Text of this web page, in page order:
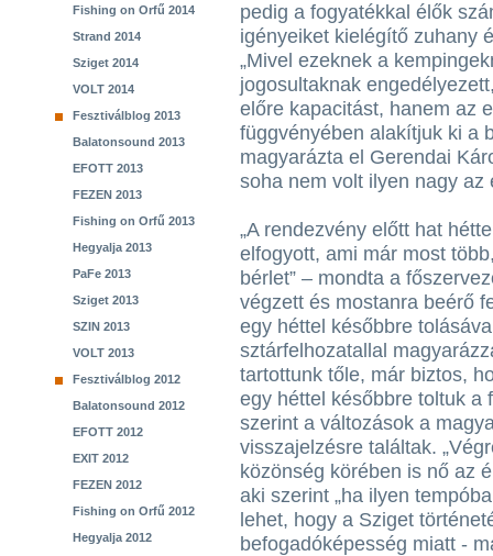
Fishing on Orfű 2014
Strand 2014
Sziget 2014
VOLT 2014
Fesztiválblog 2013
Balatonsound 2013
EFOTT 2013
FEZEN 2013
Fishing on Orfű 2013
Hegyalja 2013
PaFe 2013
Sziget 2013
SZIN 2013
VOLT 2013
Fesztiválblog 2012
Balatonsound 2012
EFOTT 2012
EXIT 2012
FEZEN 2012
Fishing on Orfű 2012
Hegyalja 2012
pedig a fogyatékkal élők
igényeiket kielégítő zuhany
„Mivel ezeknek a
jogosultaknak
előre kapacitást, hanem az
függvényében alakítjuk ki a
magyarázta el Gerendai
soha nem volt ilyen nagy
„A rendezvény előtt hat
elfogyott, ami már most
bérlet” – mondta a
végzett és mostanra beérő
egy héttel későbbre
sztárfelhozatallal
tartottunk tőle, már biztos,
egy héttel későbbre toltuk a
szerint a változások a
visszajelzésre találtak.
közönség körében is nő az
aki szerint „ha ilyen
lehet, hogy a Sziget
befogadóképesség miatt -